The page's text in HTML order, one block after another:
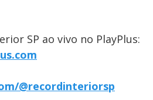
SP ao vivo no PlayPlus:
@recordinteriorsp